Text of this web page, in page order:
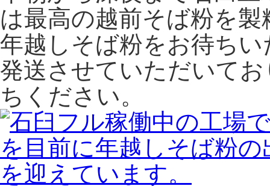
は最高の越前そば粉を
年越しそば粉をお待ち
発送させていただいて
ちください。